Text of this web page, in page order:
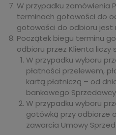
W przypadku zamówienia
terminach gotowości do
gotowości do odbioru jest
Początek biegu terminu
odbioru przez Klienta liczy
W przypadku wyboru
płatności przelewem,
kartą płatniczą – od
bankowego
W przypadku wyboru
gotówką przy odbiorze
zawarcia Umowy